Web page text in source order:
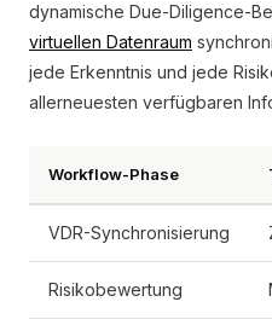
dynamische Due-Diligence-
virtuellen Datenraum
jede Erkenntnis und jede
allerneuesten verfügbaren
Workflow-Phase
VDR-Synchronisierung
Risikobewertung